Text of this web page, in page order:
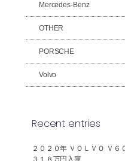
Mercedes-Benz
OTHER
PORSCHE
Volvo
Recent entries
２０２０年 ＶＯＬＶＯ Ｖ
３１８万円入庫